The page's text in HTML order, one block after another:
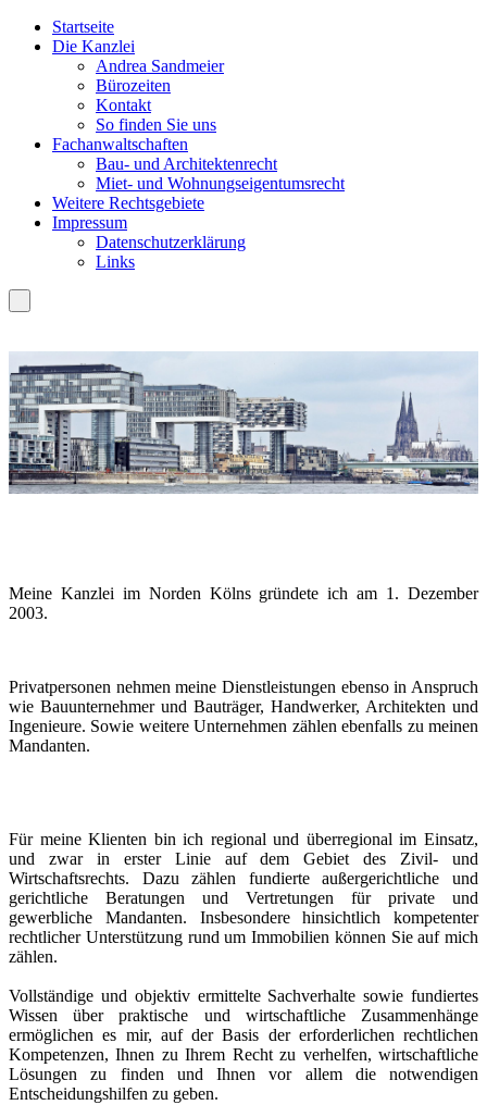
Startseite
Die Kanzlei
Andrea Sandmeier
Bürozeiten
Kontakt
So finden Sie uns
Fachanwaltschaften
Bau- und Architektenrecht
Miet- und Wohnungseigentumsrecht
Weitere Rechtsgebiete
Impressum
Datenschutzerklärung
Links
Meine Kanzlei im Norden Kölns gründete ich am 1. Dezember
2003.
Privatpersonen nehmen meine Dienstleistungen ebenso in Anspruch
wie Bauunternehmer und Bauträger, Handwerker, Architekten und
Ingenieure. Sowie weitere Unternehmen zählen ebenfalls zu meinen
Mandanten.
Für meine Klienten bin ich regional und überregional im Einsatz,
und zwar in erster Linie auf dem Gebiet des Zivil- und
Wirtschaftsrechts. Dazu zählen fundierte außergerichtliche und
gerichtliche Beratungen und Vertretungen für private und
gewerbliche Mandanten. Insbesondere hinsichtlich kompetenter
rechtlicher Unterstützung rund um Immobilien können Sie auf mich
zählen.
Vollständige und objektiv ermittelte Sachverhalte sowie fundiertes
Wissen über praktische und wirtschaftliche Zusammenhänge
ermöglichen es mir, auf der Basis der erforderlichen rechtlichen
Kompetenzen, Ihnen zu Ihrem Recht zu verhelfen, wirtschaftliche
Lösungen zu finden und Ihnen vor allem die notwendigen
Entscheidungshilfen zu geben.